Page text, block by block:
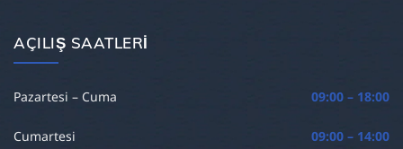
AÇILIŞ SAATLERI
Pazartesi – Cuma 09:00 – 18:00
Cumartesi 09:00 – 14:00